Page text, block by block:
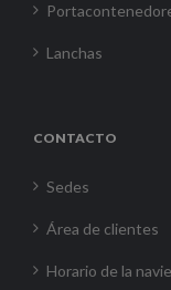
Lanchas
CONTACTO
Sedes
Área de clientes
Horario de la